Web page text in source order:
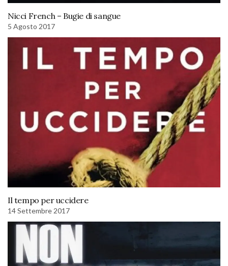
Nicci French – Bugie di sangue
5 Agosto 2017
Il tempo per uccidere
14 Settembre 2017